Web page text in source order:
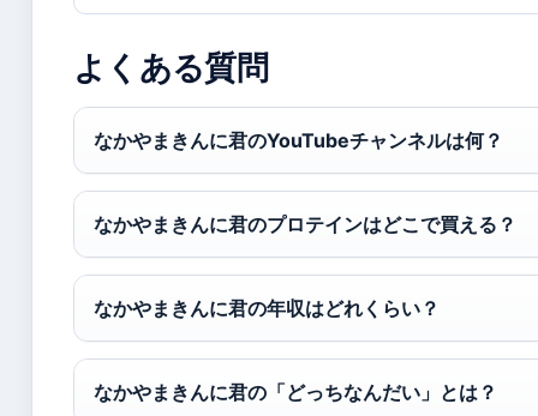
よくある質問
なかやまきんに君のYouTubeチャンネルは何？
なかやまきんに君のプロテインはどこで買える？
なかやまきんに君の年収はどれくらい？
なかやまきんに君の「どっちなんだい」とは？